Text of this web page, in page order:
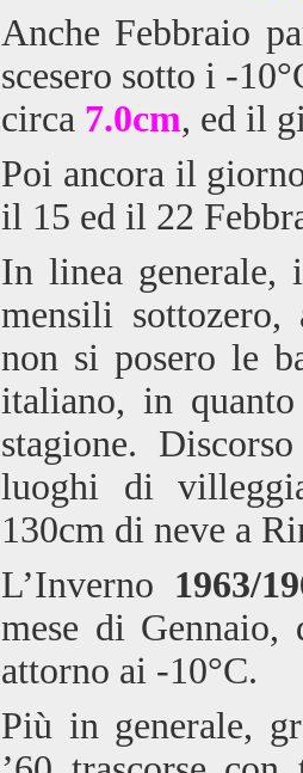
Anche Febbraio
scesero sotto i -
circa 7.0cm, ed il
Poi ancora il
il 15 ed il 22
In linea generale,
mensili
non si posero le
italiano, in
stagione.
luoghi di
130cm di neve a
L’Inverno 1963/
mese di Gennaio,
attorno ai -10°C.
Più in generale,